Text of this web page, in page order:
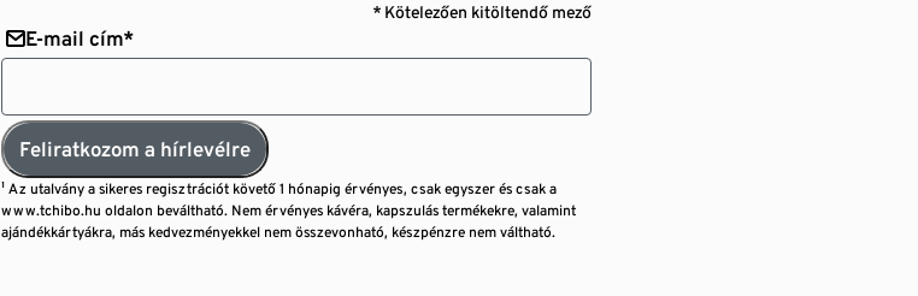
* Kötelezően kitöltendő mező
E-mail cím*
Feliratkozom a hírlevélre
¹ Az utalvány a sikeres regisztrációt követő 1 hónapig érvényes, csak egyszer és csak a
www.tchibo.hu oldalon beváltható. Nem érvényes kávéra, kapszulás termékekre, valamint
ajándékkártyákra, más kedvezményekkel nem összevonható, készpénzre nem váltható.